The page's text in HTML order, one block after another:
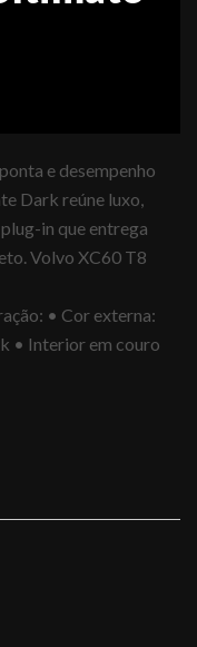
e desempenho
Dark reúne luxo,
in que entrega
Volvo XC60 T8
• Cor externa:
• Interior em couro